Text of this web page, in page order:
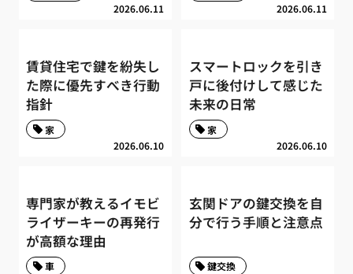
2026.06.11 2026.06.11
賃貸住宅で鍵を紛失し
た際に優先すべき行動
指針
2026.06.10
家
スマートロックを引き
戸に後付けして感じた
未来の日常
2026.06.10
家
専門家が教えるイモビ
ライザーキーの再発行
が高額な理由
車
玄関ドアの鍵交換を自
分で行う手順と注意点
鍵交換